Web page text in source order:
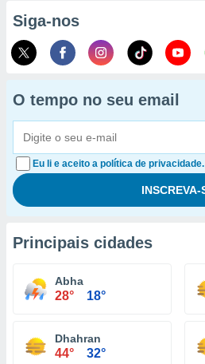
Siga-nos
O tempo no seu email
Eu li e aceito a política de privacidade.
Principais cidades
Abha
28° 18°
Dhahran
44° 32°